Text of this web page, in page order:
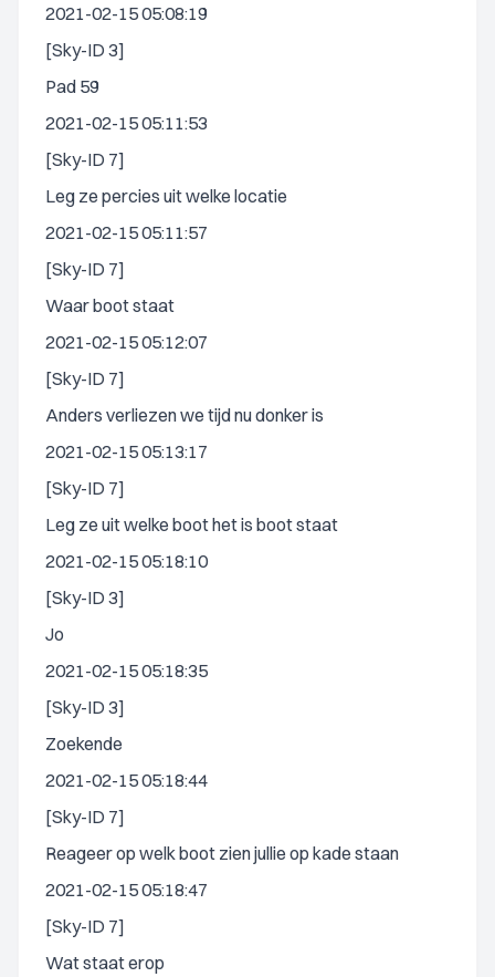
2021-02-15 05:08:19
[Sky-ID 3]
Pad 59
2021-02-15 05:11:53
[Sky-ID 7]
Leg ze percies uit welke locatie
2021-02-15 05:11:57
[Sky-ID 7]
Waar boot staat
2021-02-15 05:12:07
[Sky-ID 7]
Anders verliezen we tijd nu donker is
2021-02-15 05:13:17
[Sky-ID 7]
Leg ze uit welke boot het is boot staat
2021-02-15 05:18:10
[Sky-ID 3]
Jo
2021-02-15 05:18:35
[Sky-ID 3]
Zoekende
2021-02-15 05:18:44
[Sky-ID 7]
Reageer op welk boot zien jullie op kade staan
2021-02-15 05:18:47
[Sky-ID 7]
Wat staat erop